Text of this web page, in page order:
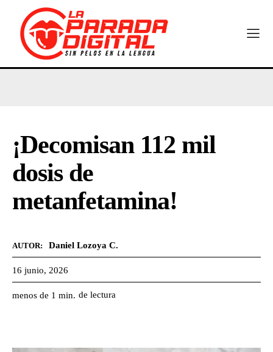
¡Decomisan 112 mil
dosis de
metanfetamina!
AUTOR: Daniel Lozoya C.
16 junio, 2026
menos de 1 min. de lectura